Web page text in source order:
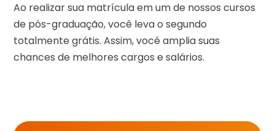
Ao realizar sua matrícula em um de nossos cursos
de pós-graduação, você leva o segundo
totalmente grátis. Assim, você amplia suas
chances de melhores cargos e salários.